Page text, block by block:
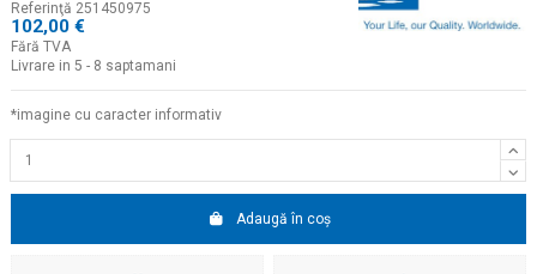
Referinţă 251450975
102,00 €
Fără TVA
Livrare in 5 - 8 saptamani
*imagine cu caracter informativ
Adaugă în coș